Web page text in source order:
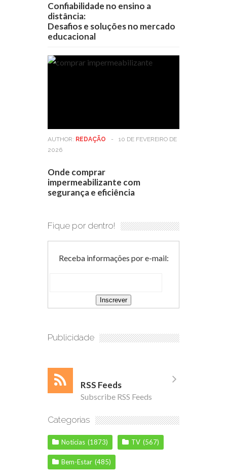
Confiabilidade no ensino a
distância:
Desafios e soluções no mercado
educacional
AUTHOR: REDAÇÃO -
10 DE FEVEREIRO DE
2026
Onde comprar
impermeabilizante com
segurança e eficiência
Fique por dentro!
Receba informações por e-mail:
Publicidade
RSS Feeds
Subscribe RSS Feeds
Categorias
Notícias (1873) TV (567)
Bem-Estar (485)